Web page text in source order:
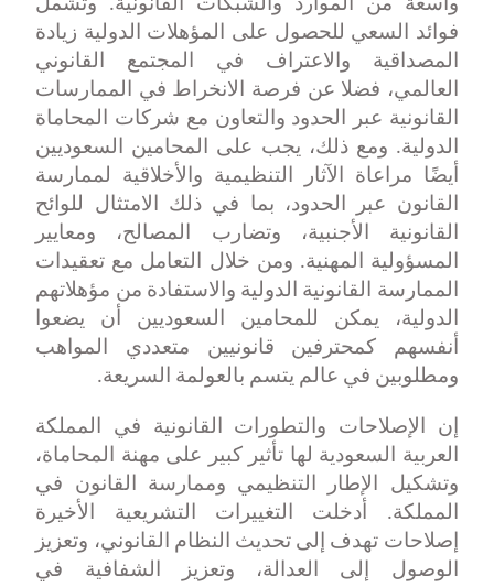
واسعة من الموارد والشبكات القانونية. وتشمل
فوائد السعي للحصول على المؤهلات الدولية زيادة
المصداقية والاعتراف في المجتمع القانوني
العالمي، فضلا عن فرصة الانخراط في الممارسات
القانونية عبر الحدود والتعاون مع شركات المحاماة
الدولية. ومع ذلك، يجب على المحامين السعوديين
أيضًا مراعاة الآثار التنظيمية والأخلاقية لممارسة
القانون عبر الحدود، بما في ذلك الامتثال للوائح
القانونية الأجنبية، وتضارب المصالح، ومعايير
المسؤولية المهنية. ومن خلال التعامل مع تعقيدات
الممارسة القانونية الدولية والاستفادة من مؤهلاتهم
الدولية، يمكن للمحامين السعوديين أن يضعوا
أنفسهم كمحترفين قانونيين متعددي المواهب
ومطلوبين في عالم يتسم بالعولمة السريعة.
إن الإصلاحات والتطورات القانونية في المملكة
العربية السعودية لها تأثير كبير على مهنة المحاماة،
وتشكيل الإطار التنظيمي وممارسة القانون في
المملكة. أدخلت التغييرات التشريعية الأخيرة
إصلاحات تهدف إلى تحديث النظام القانوني، وتعزيز
الوصول إلى العدالة، وتعزيز الشفافية في